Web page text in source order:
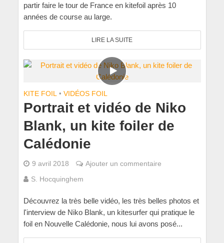
partir faire le tour de France en kitefoil après 10
années de course au large.
LIRE LA SUITE
KITE FOIL • VIDÉOS FOIL
Portrait et vidéo de Niko
Blank, un kite foiler de
Calédonie
9 avril 2018
Ajouter un commentaire
S. Hocquinghem
Découvrez la très belle vidéo, les très belles photos et
l'interview de Niko Blank, un kitesurfer qui pratique le
foil en Nouvelle Calédonie, nous lui avons posé...